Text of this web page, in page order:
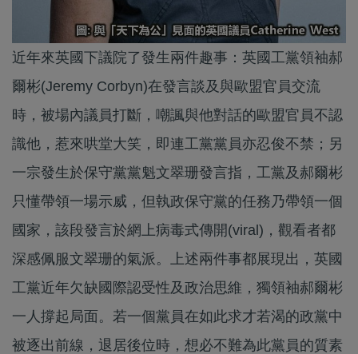
近年來英國下議院了發生兩件趣事：英國工黨領袖郝
爾彬(Jeremy Corbyn)在發言談及與歐盟官員交流
時，被場內議員打斷，嘲諷與他對話的歐盟官員不認
識他，惹來哄堂大笑，即連工黨黨員亦忍俊不禁；另
一宗發生於保守黨黨魁文翠珊發言指，工黨及郝爾彬
只懂帶領一場示威，但執政保守黨的任務乃帶領一個
國家，該段發言於網上病毒式傳開(viral)，觀看者都
深感佩服文翠珊的氣派。上述兩件事都展現出，英國
工黨近年欠缺國際認受性及政治思維，獨領袖郝爾彬
一人撐起局面。若一個黨員在如此求才若渴的政黨中
被逐出前線，退居後位時，想必不難為此黨員的質素